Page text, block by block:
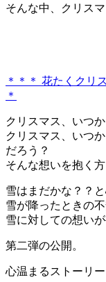
そんな中、クリス
＊＊＊ 花たくクリ
＊
クリスマス、いつ
クリスマス、いつ
だろう？
そんな想いを抱く
雪はまだかな？？
雪が降ったときの
雪に対しての想い
第二弾の公開。
心温まるストーリ